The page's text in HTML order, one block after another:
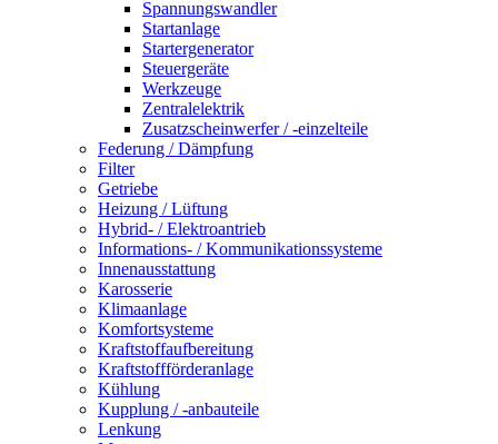
Spannungswandler
Startanlage
Startergenerator
Steuergeräte
Werkzeuge
Zentralelektrik
Zusatzscheinwerfer / -einzelteile
Federung / Dämpfung
Filter
Getriebe
Heizung / Lüftung
Hybrid- / Elektroantrieb
Informations- / Kommunikationssysteme
Innenausstattung
Karosserie
Klimaanlage
Komfortsysteme
Kraftstoffaufbereitung
Kraftstoffförderanlage
Kühlung
Kupplung / -anbauteile
Lenkung